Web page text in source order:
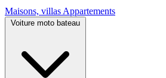
Maisons, villas Appartements
Voiture moto bateau